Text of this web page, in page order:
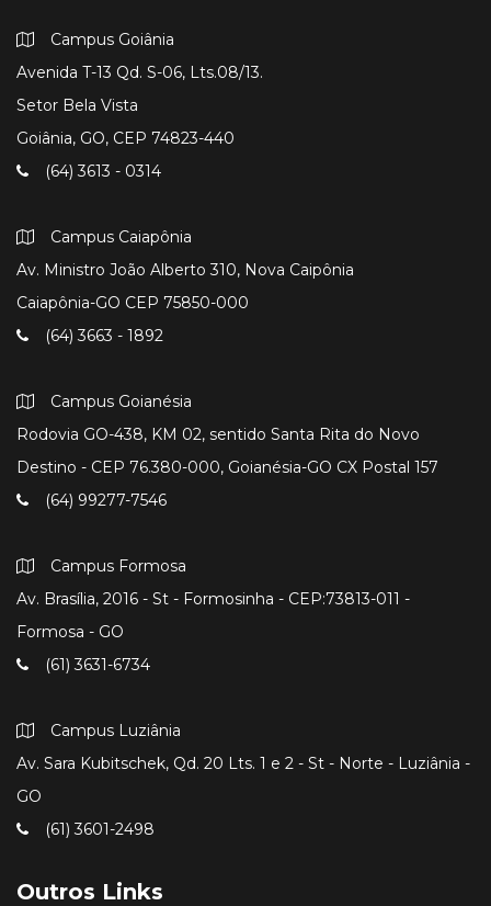
Campus Goiânia
Avenida T-13 Qd. S-06, Lts.08/13.
Setor Bela Vista
Goiânia, GO, CEP 74823-440
(64) 3613 - 0314
Campus Caiapônia
Av. Ministro João Alberto 310, Nova Caipônia
Caiapônia-GO CEP 75850-000
(64) 3663 - 1892
Campus Goianésia
Rodovia GO-438, KM 02, sentido Santa Rita do Novo
Destino - CEP 76.380-000, Goianésia-GO CX Postal 157
(64) 99277-7546
Campus Formosa
Av. Brasília, 2016 - St - Formosinha - CEP:73813-011 -
Formosa - GO
(61) 3631-6734
Campus Luziânia
Av. Sara Kubitschek, Qd. 20 Lts. 1 e 2 - St - Norte - Luziânia -
GO
(61) 3601-2498
Outros Links